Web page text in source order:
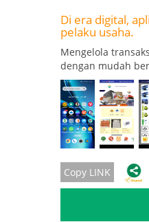
Di era digital,
pelaku usaha.
Mengelola
dengan mudah
Copy LINK